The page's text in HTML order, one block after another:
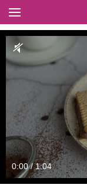
0:00 / 1:04